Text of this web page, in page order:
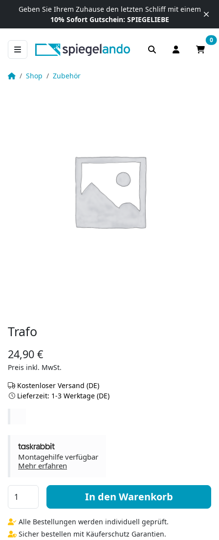
Zum Inhalt springen
Geben Sie Ihrem Zuhause den letzten Schliff mit einem
10% Sofort Gutschein: SPIEGELIEBE
Anmelden /
0
Startseite
Shop Zubehör
Trafo
Trafo
24,90 €
Preis inkl. MwSt.
Kostenloser Versand (DE)
Lieferzeit: 1-3 Werktage (DE)
Montagehilfe verfügbar
Mehr erfahren
Trafo Menge In den Warenkorb
Alle Bestellungen werden individuell geprüft.
Sicher bestellen mit Käuferschutz Garantien.